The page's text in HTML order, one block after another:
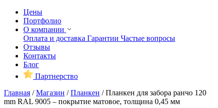
Цены
Портфолио
О компании
Оплата и доставка Гарантии Частые вопросы
Отзывы
Контакты
Блог
Партнерство
Главная /Магазин /Планкен /Планкен для забора ранчо 120
mm RAL 9005 – покрытие матовое, толщина 0,45 мм